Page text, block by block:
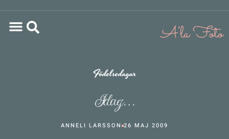
Födelsedagar
Idag…
ANNELI LARSSON 26 MAJ 2009